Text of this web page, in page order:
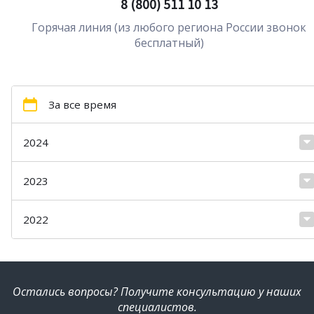
8 (800) 511 10 13
Горячая линия (из любого региона России звонок
бесплатный)
За все время
2024
2023
2022
Остались вопросы? Получите консультацию у наших
специалистов.